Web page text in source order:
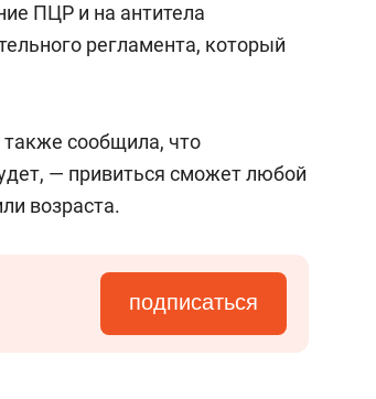
ПЦР и на антитела
регламента, который
сообщила, что
— привиться сможет любой
возраста.
подписаться